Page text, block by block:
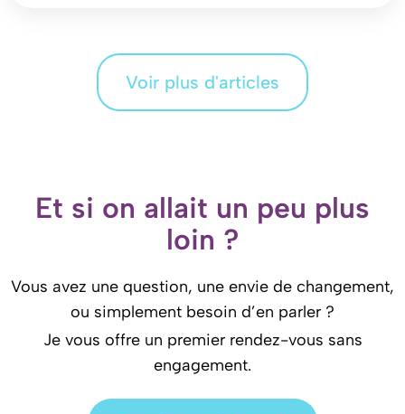
Voir plus d'articles
Et si on allait un peu plus
loin ?
Vous avez une question, une envie de changement,
ou simplement besoin d’en parler ?
Je vous offre un premier rendez-vous sans
engagement.